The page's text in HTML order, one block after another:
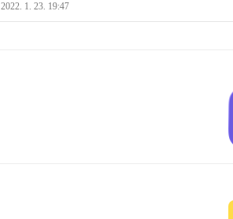
2022. 1. 23. 19:47